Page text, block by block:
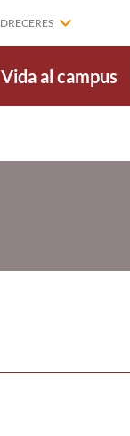
DRECERES
Vida al campus